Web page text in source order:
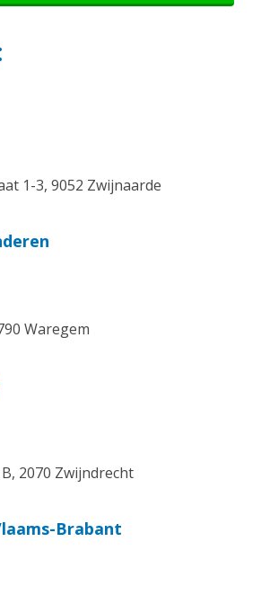
1-3, 9052 Zwijnaarde
Waregem
2070 Zwijndrecht
Brabant